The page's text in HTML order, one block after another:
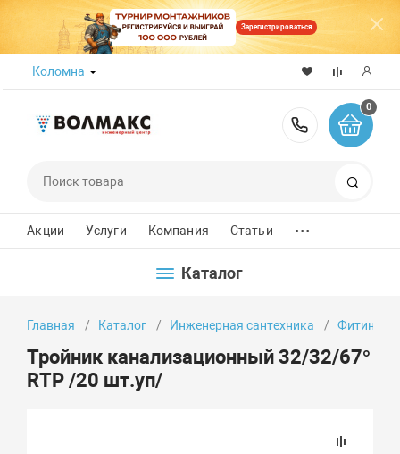
Зарегистрироваться
Коломна
8 (800)
0
Акции Услуги Компания Статьи ...
Каталог
Главная Каталог Инженерная сантехника Фитинги
Тройник канализационный 32/32/67°
RTP /20 шт.уп/